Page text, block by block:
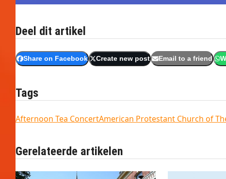
Deel dit artikel
Share on Facebook Create new post Email to a friend
Tags
Afternoon Tea ConcertAmerican Protestant Church of
Gerelateerde artikelen